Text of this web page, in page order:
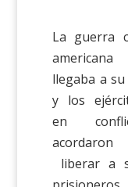
La guerra
americana
llegaba a
y los
en
acordaron
liberar a